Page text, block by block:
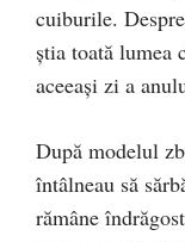
cuiburile.
ştia toată lumea
aceeaşi zi a
După modelul
întâlneau să
rămâne